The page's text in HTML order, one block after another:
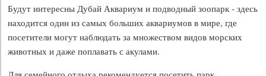
Будут интересны Дубай Аквариум и подводный зоопарк - здесь
находится один из самых больших аквариумов в мире, где
посетители могут наблюдать за множеством видов морских
животных и даже поплавать с акулами.